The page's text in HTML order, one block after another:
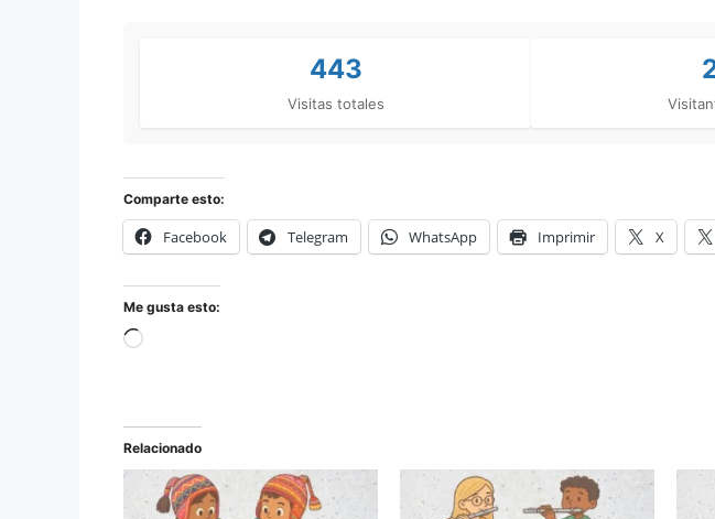
443
Visitas totales
Comparte esto:
Facebook Telegram WhatsApp Imprimir X
Me gusta esto:
Relacionado